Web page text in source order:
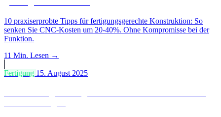
10 praxiserprobte Tipps für fertigungsgerechte Konstruktion: So
senken Sie CNC-Kosten um 20-40%. Ohne Kompromisse bei der
Funktion.
11 Min. Lesen →
Fertigung 15. August 2025